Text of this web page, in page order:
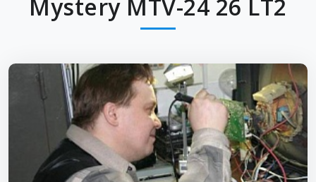
Mystery MTV-24 26 LT2